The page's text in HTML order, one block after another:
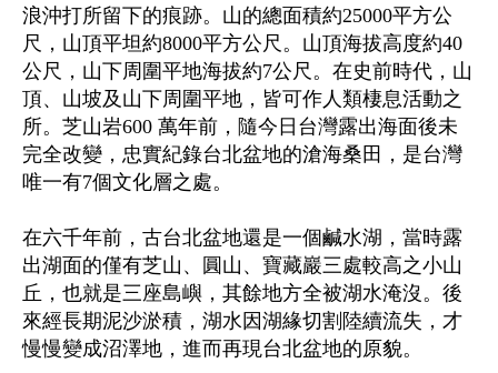
浪沖打所留下的痕跡。山的總面積約25000平方公
尺，山頂平坦約8000平方公尺。山頂海拔高度約40
公尺，山下周圍平地海拔約7公尺。在史前時代，山
頂、山坡及山下周圍平地，皆可作人類棲息活動之
所。芝山岩600 萬年前，隨今日台灣露出海面後未
完全改變，忠實紀錄台北盆地的滄海桑田，是台灣
唯一有7個文化層之處。
在六千年前，古台北盆地還是一個鹹水湖，當時露
出湖面的僅有芝山、圓山、寶藏巖三處較高之小山
丘，也就是三座島嶼，其餘地方全被湖水淹沒。後
來經長期泥沙淤積，湖水因湖緣切割陸續流失，才
慢慢變成沼澤地，進而再現台北盆地的原貌。